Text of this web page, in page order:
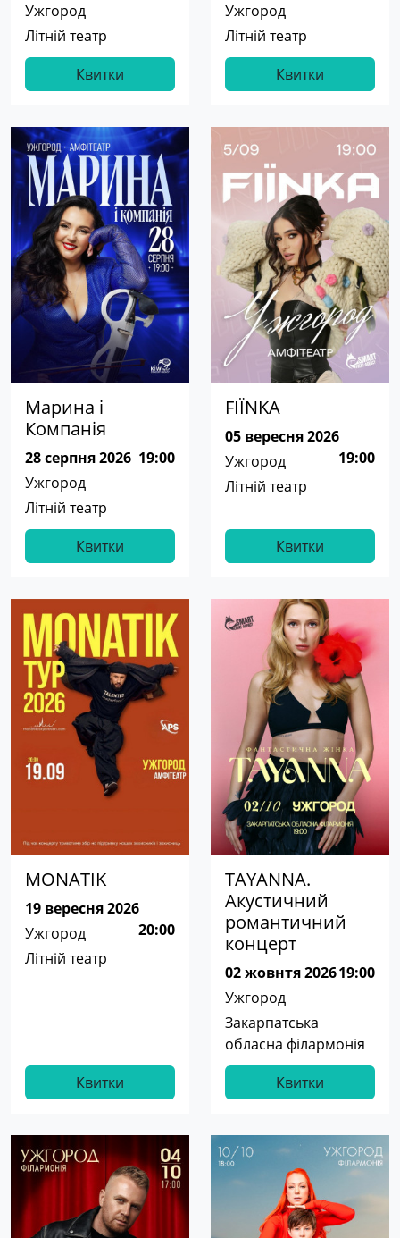
Ужгород
Літній театр
Квитки
Ужгород
Літній театр
Квитки
Марина і
Компанія
28 серпня 2026 19:00
Ужгород
Літній театр
Квитки
FIЇNKA
05 вересня 2026
19:00
Ужгород
Літній театр
Квитки
MONATIK
19 вересня 2026
20:00
Ужгород
Літній театр
Квитки
TAYANNA.
Акустичний
романтичний
концерт
02 жовнтя 202619:00
Ужгород
Закарпатська
обласна філармонія
Квитки